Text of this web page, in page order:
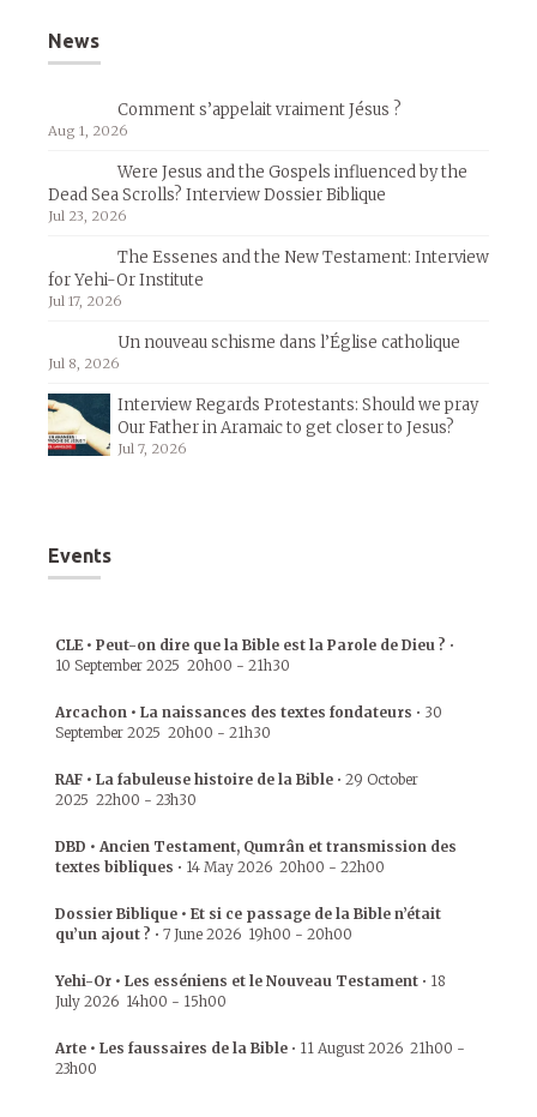
News
Comment s’appelait vraiment Jésus ?
Aug 1, 2026
Were Jesus and the Gospels influenced by the
Dead Sea Scrolls? Interview Dossier Biblique
Jul 23, 2026
The Essenes and the New Testament: Interview
for Yehi-Or Institute
Jul 17, 2026
Un nouveau schisme dans l’Église catholique
Jul 8, 2026
Interview Regards Protestants: Should we pray
Our Father in Aramaic to get closer to Jesus?
Jul 7, 2026
Events
CLE • Peut-on dire que la Bible est la Parole de Dieu ? •
10 September 2025 20h00 - 21h30
Arcachon • La naissances des textes fondateurs • 30
September 2025 20h00 - 21h30
RAF • La fabuleuse histoire de la Bible • 29 October
2025 22h00 - 23h30
DBD • Ancien Testament, Qumrân et transmission des
textes bibliques • 14 May 2026 20h00 - 22h00
Dossier Biblique • Et si ce passage de la Bible n’était
qu’un ajout ? • 7 June 2026 19h00 - 20h00
Yehi-Or • Les esséniens et le Nouveau Testament • 18
July 2026 14h00 - 15h00
Arte • Les faussaires de la Bible • 11 August 2026 21h00 -
23h00